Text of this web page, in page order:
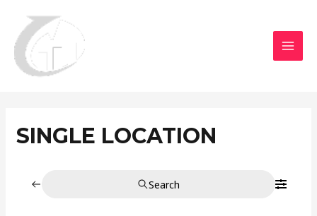
contenu
SINGLE LOCATION
Search